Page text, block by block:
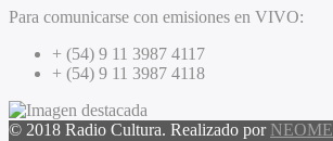
Para comunicarse con emisiones en VIVO:
+ (54) 9 11 3987 4117
+ (54) 9 11 3987 4118
© 2018 Radio Cultura. Realizado por